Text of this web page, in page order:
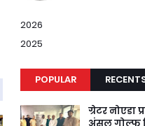
2026
2025
POPULAR
ग्रेटर नोएडा